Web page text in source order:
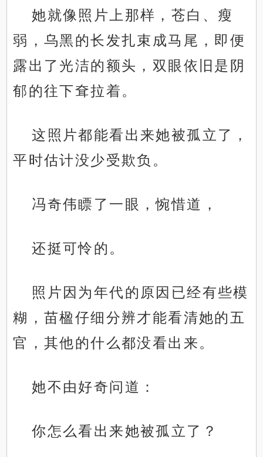
她就像照片上那样，苍白、瘦
弱，乌黑的长发扎束成马尾，即便
露出了光洁的额头，双眼依旧是阴
郁的往下耷拉着。
这照片都能看出来她被孤立了，
平时估计没少受欺负。
冯奇伟瞟了一眼，惋惜道，
还挺可怜的。
照片因为年代的原因已经有些模
糊，苗楹仔细分辨才能看清她的五
官，其他的什么都没看出来。
她不由好奇问道：
你怎么看出来她被孤立了？